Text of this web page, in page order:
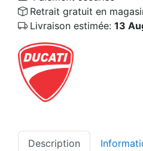
Retrait gratuit en
Livraison estimée: 13
Description